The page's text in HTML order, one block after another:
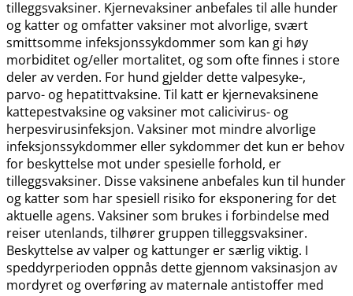
tilleggsvaksiner. Kjernevaksiner anbefales til alle hunder
og katter og omfatter vaksiner mot alvorlige, svært
smittsomme infeksjonssykdommer som kan gi høy
morbiditet og​/​eller mortalitet, og som ofte finnes i store
deler av verden. For hund gjelder dette valpesyke-,
parvo- og hepatittvaksine. Til katt er kjernevaksinene
kattepestvaksine og vaksiner mot calicivirus- og
herpesvirusinfeksjon. Vaksiner mot mindre alvorlige
infeksjonssykdommer eller sykdommer det kun er behov
for beskyttelse mot under spesielle forhold, er
tilleggsvaksiner. Disse vaksinene anbefales kun til hunder
og katter som har spesiell risiko for eksponering for det
aktuelle agens. Vaksiner som brukes i forbindelse med
reiser utenlands, tilhører gruppen tilleggsvaksiner.
Beskyttelse av valper og kattunger er særlig viktig. I
speddyrperioden oppnås dette gjennom vaksinasjon av
mordyret og overføring av maternale antistoffer med